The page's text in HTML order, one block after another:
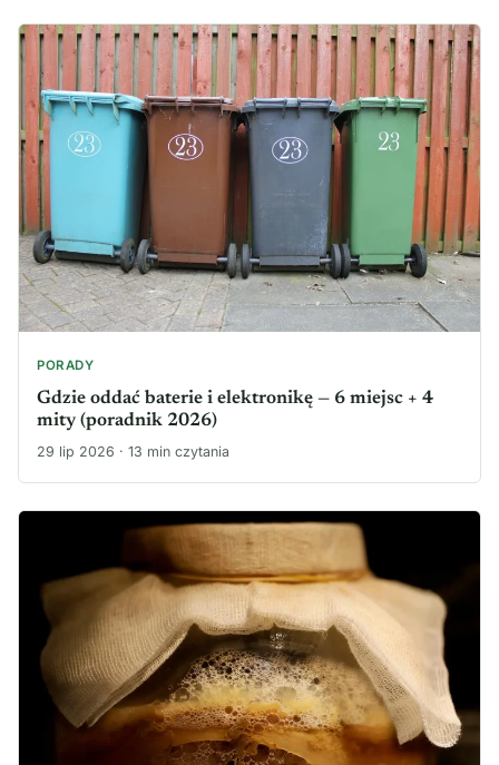
PORADY
Gdzie oddać baterie i elektronikę — 6 miejsc + 4
mity (poradnik 2026)
29 lip 2026 · 13 min czytania